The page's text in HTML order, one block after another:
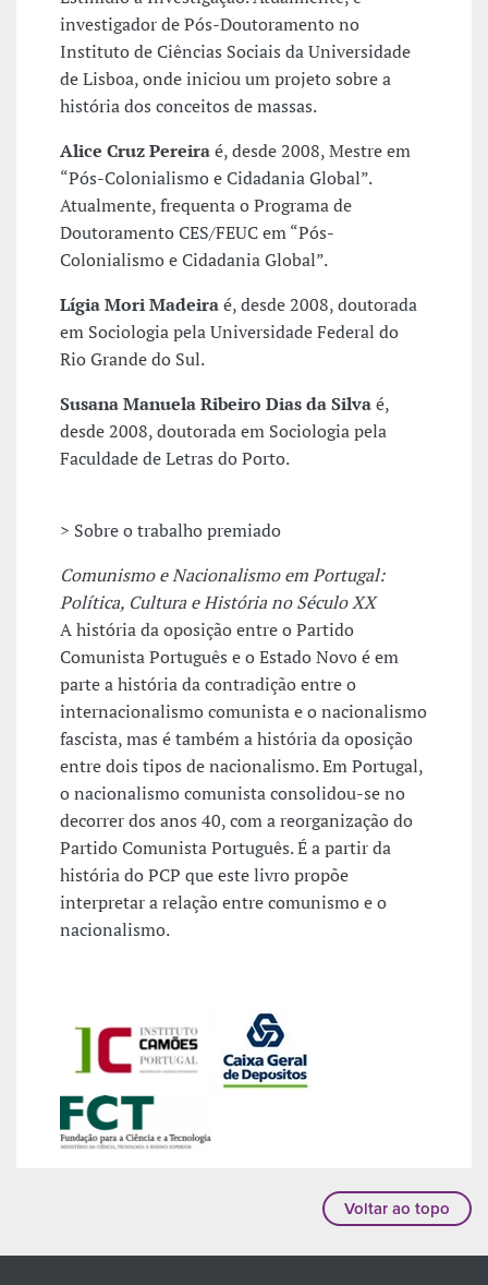
investigador de Pós-Doutoramento no
Instituto de Ciências Sociais da Universidade
de Lisboa, onde iniciou um projeto sobre a
história dos conceitos de massas.
Alice Cruz Pereiraé, desde 2008, Mestre em
“Pós-Colonialismo e Cidadania Global”.
Atualmente, frequenta o Programa de
Doutoramento CES/FEUC em “Pós-
Colonialismo e Cidadania Global”.
Lígia Mori Madeiraé, desde 2008, doutorada
em Sociologia pela Universidade Federal do
Rio Grande do Sul.
Susana Manuela Ribeiro Dias da Silvaé,
desde 2008, doutorada em Sociologia pela
Faculdade de Letras do Porto.
> Sobre o trabalho premiado
Comunismo e Nacionalismo em Portugal:
Política, Cultura e História no Século XX
A história da oposição entre o Partido
Comunista Português e o Estado Novo é em
parte a história da contradição entre o
internacionalismo comunista e o nacionalismo
fascista, mas é também a história da oposição
entre dois tipos de nacionalismo. Em Portugal,
o nacionalismo comunista consolidou-se no
decorrer dos anos 40, com a reorganização do
Partido Comunista Português. É a partir da
história do PCP que este livro propõe
interpretar a relação entre comunismo e o
nacionalismo.
Voltar ao topo